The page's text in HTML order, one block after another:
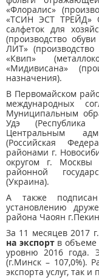
«Флоралис»
«ТСИН ЭСТ ТРЕЙД»
салфеток для
(производство
ЛИТ»
«Квип»
«Мидивисана»
назначения).
В Первомайском
международных
Муниципальным
Удэ (Республика
Центральным
(Российская
районами г.
округом г. Москвы
районной
(Украина).
А также
установлению
района Чаоян
За 11 месяцев 2017
на экспортв объеме
уровню 2016 года.
(г.Минск – 107,0%).
экспорта услуг, так